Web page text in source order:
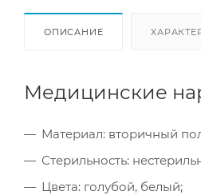
ОПИСАНИЕ
Медицинские
Материал: вторичный
Стерильность:
Цвета: голубой, белый;